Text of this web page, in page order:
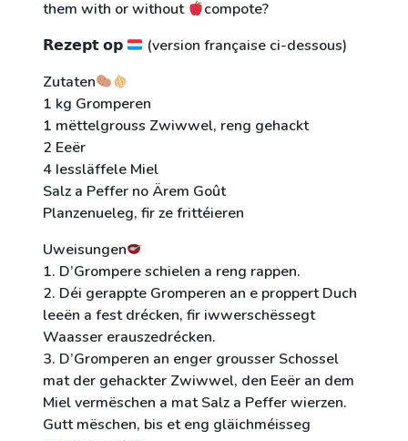
them with or without
compote?
𝗥𝗲𝘇𝗲𝗽𝘁 𝗼𝗽
(version française ci-dessous)
Zutaten
1 kg Gromperen
1 mëttelgrouss Zwiwwel, reng gehackt
2 Eeër
4 Iessläffele Miel
Salz a Peffer no Ärem Goût
Planzenueleg, fir ze frittéieren
Uweisungen
1. D’Grompere schielen a reng rappen.
2. Déi gerappte Gromperen an e proppert Duch
leeën a fest drécken, fir iwwerschëssegt
Waasser erauszedrécken.
3. D’Gromperen an enger grousser Schossel
mat der gehackter Zwiwwel, den Eeër an dem
Miel vermëschen a mat Salz a Peffer wierzen.
Gutt mëschen, bis et eng gläichméisseg